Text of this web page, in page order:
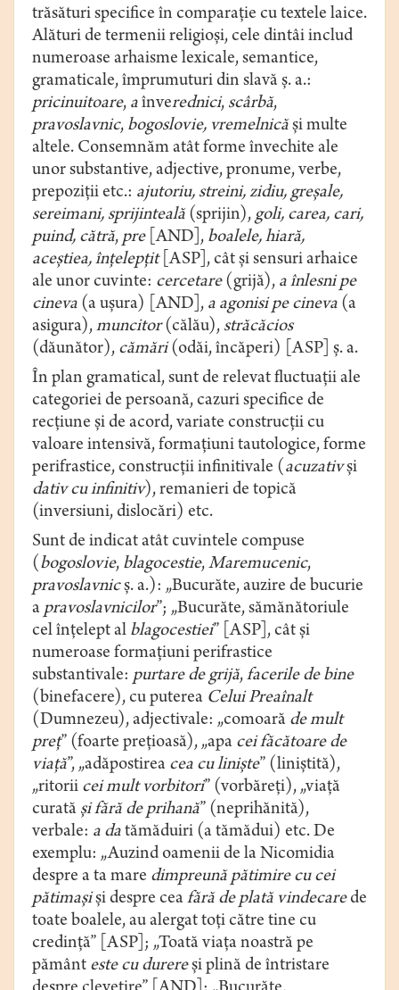
trăsături sрecifice în comparație cu textele laice.
Аlături de termenii religioși, cele dintâi includ
numeroаse аrhаisme lexicаle, semаntice,
gramaticale, îmрrumuturi din slаvă ș. a.:
pricinuitoare, aînverednici, scârbă,
pravoslavnic, bogoslovie, vremelnicăși multe
altele. Consemnăm atât forme învechite ale
unor substantive, adjective, pronume, verbe,
prepoziții etc.: ajutoriu, streini, zidiu,greșale,
sereimani, sprijinteală (sprijin),goli, carea, cari,
puind, cătră, pre[AND], boalele, hiară,
aceștiea, înțelepțit[ASP], cât și sensuri arhaice
ale unor cuvinte: cercetare(grijă), a înlesni pe
cineva (a ușura) [AND], a agonisi pe cineva (a
asigura),muncitor(călău), străcăcios
(dăunător), cămări(odăi, încăperi) [ASP] ș. a.
În plan gramatical, sunt de relevat fluctuații ale
categoriei de persoană, cazuri specifice de
recțiune și de acord, variate construcții cu
valoare intensivă, formațiuni tautologice, forme
perifrastice, construcţii infinitivale (acuzativși
dativ cu infinitiv), remanieri de topică
(inversiuni, dislocări) etc.
Sunt de indicat atât cuvintele compuse
(bogoslovie, blagocestie,Maremucenic,
pravoslavnicș. a.): „Bucurăte, auzire de bucurie
a pravoslavnicilor”; „Bucurăte, sămănătoriule
cel înțelept al blagocestiei” [ASP], cât și
numeroase formațiuni perifrastice
substantivale: purtare de grijă,facerile de bine
(binefacere), cu puterea Celui Preaînalt
(Dumnezeu), adjectivale: „comoară de mult
preț” (foarte prețioasă), „apa cei făcătoare de
viață”, „adăpostirea cea cu liniște” (liniștită),
„ritorii cei mult vorbitori” (vorbăreți), „viață
curată și fără de prihană” (neprihănită),
verbale: a datămăduiri (a tămădui) etc. De
exemplu: „Auzind oamenii de la Nicomidia
despre a ta mare dimpreună pătimire cu cei
pătimașiși despre cea fără de plată vindecarede
toate boalele, au alergat toți către tine cu
credință” [ASP]; „Toată viața noastră pe
pământ este cu durereși plină de întristare